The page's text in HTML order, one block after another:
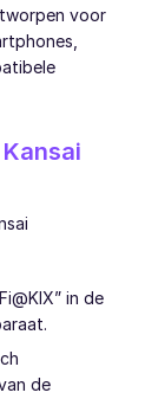
voor
in de
de